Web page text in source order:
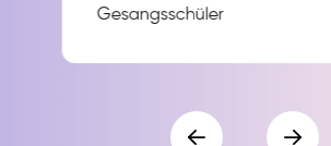
Gesangsschüler